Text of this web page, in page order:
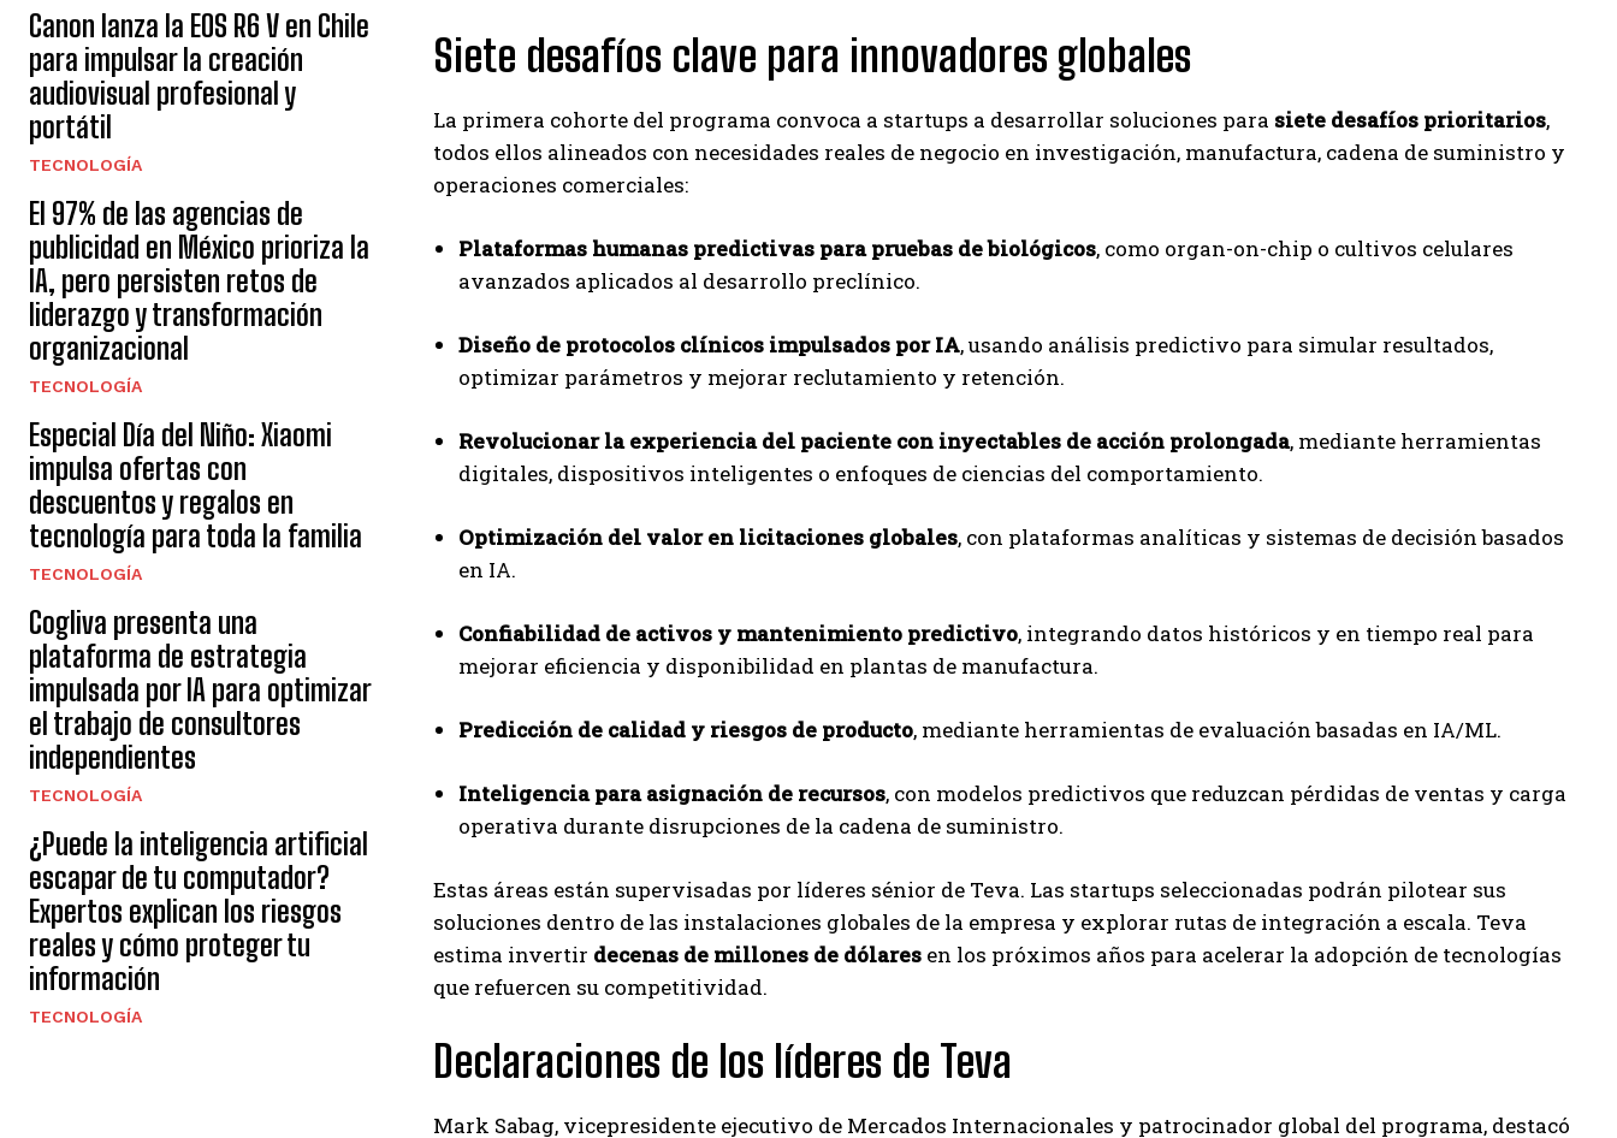
empresas de diferentes partes del mundo a
aumentar su visibilidad y fortalecer su presencia
comunidades empresariales como la de Vaughan, según destaca
Nueva Prensa.
Canon lanza la EOS R6 V en Chile
para impulsar la creación
audiovisual profesional y
portátil
TECNOLOGÍA
El 97% de las agencias de
publicidad en México prioriza la
IA, pero persisten retos de
liderazgo y transformación
organizacional
TECNOLOGÍA
Especial Día del Niño: Xiaomi
impulsa ofertas con
descuentos y regalos en
tecnología para toda la familia
TECNOLOGÍA
Cogliva presenta una
plataforma de estrategia
impulsada por IA para optimizar
el trabajo de consultores
independientes
TECNOLOGÍA
¿Puede la inteligencia artificial
escapar de tu computador?
Expertos explican los riesgos
reales y cómo proteger tu
información
TECNOLOGÍA
Siete desafíos clave para innovadores globales
La primera cohorte del programa convoca a startups a desarrollar soluciones para siete desafíos prioritarios,
todos ellos alineados con necesidades reales de negocio en investigación, manufactura, cadena de suministro y
operaciones comerciales:
Plataformas humanas predictivas para pruebas de biológicos, como organ-on-chip o cultivos celulares
avanzados aplicados al desarrollo preclínico.
Diseño de protocolos clínicos impulsados por IA, usando análisis predictivo para simular resultados,
optimizar parámetros y mejorar reclutamiento y retención.
Revolucionar la experiencia del paciente con inyectables de acción prolongada, mediante herramientas
digitales, dispositivos inteligentes o enfoques de ciencias del comportamiento.
Optimización del valor en licitaciones globales, con plataformas analíticas y sistemas de decisión basados
en IA.
Confiabilidad de activos y mantenimiento predictivo, integrando datos históricos y en tiempo real para
mejorar eficiencia y disponibilidad en plantas de manufactura.
Predicción de calidad y riesgos de producto, mediante herramientas de evaluación basadas en IA/ML.
Inteligencia para asignación de recursos, con modelos predictivos que reduzcan pérdidas de ventas y carga
operativa durante disrupciones de la cadena de suministro.
Estas áreas están supervisadas por líderes sénior de Teva. Las startups seleccionadas podrán pilotear sus
soluciones dentro de las instalaciones globales de la empresa y explorar rutas de integración a escala. Teva
estima invertir decenas de millones de dólares en los próximos años para acelerar la adopción de tecnologías
que refuercen su competitividad.
Declaraciones de los líderes de Teva
Mark Sabag, vicepresidente ejecutivo de Mercados Internacionales y patrocinador global del programa, destacó